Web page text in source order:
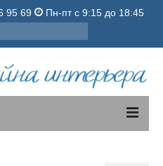
95 69
Пн-пт с 9:15 до 18:45